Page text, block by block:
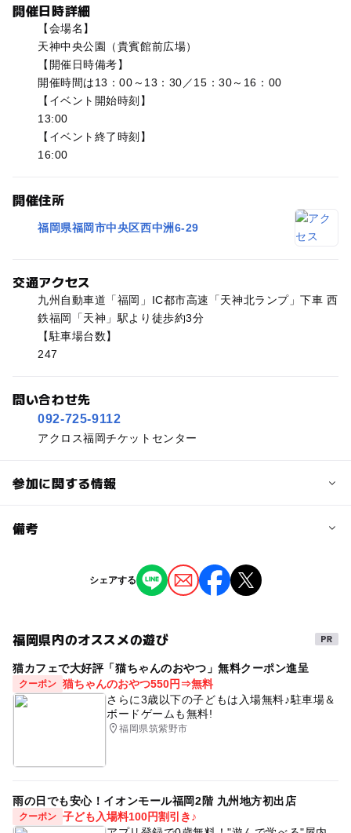
開催日時詳細
【会場名】
天神中央公園（貴賓館前広場）
【開催日時備考】
開催時間は13：00～13：30／15：30～16：00
【イベント開始時刻】
13:00
【イベント終了時刻】
16:00
開催住所
福岡県福岡市中央区西中洲6-29
交通アクセス
九州自動車道「福岡」IC都市高速「天神北ランプ」下車 西
鉄福岡「天神」駅より徒歩約3分
【駐車場台数】
247
問い合わせ先
092-725-9112
アクロス福岡チケットセンター
参加に関する情報
予約/応募
備考
※掲載の情報は天候や主催者側の都合などにより変更にな
ることがあります。
シェアする
福岡県内のオススメの遊び
猫カフェで大好評「猫ちゃんのおやつ」無料クーポン進呈
クーポン 猫ちゃんのおやつ550円⇒無料
さらに3歳以下の子どもは入場無料♪駐車場＆
ボードゲームも無料!
福岡県筑紫野市
雨の日でも安心！イオンモール福岡2階 九州地方初出店
クーポン 子ども入場料100円割引き♪